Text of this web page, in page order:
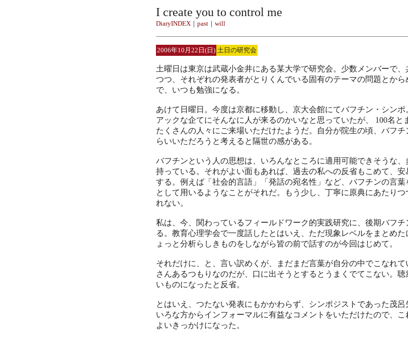
I create you to control me
DiaryINDEX ｜ past ｜ will
2006年10月22日(日) 土日の研究会
土曜日は東京は武蔵小金井にある某大学で研究会。少数メンバーで
つつ、それぞれの発表者がとりくんでいる固有のテーマの問題とか
で、いつも勉強になる。
あけて日曜日。今度は京都に移動し、京大会館にてバフチン・シン
アックな企てにそんなに人が来るのかいなと思っていたが、 100名と
たくさんの人々にご来場いただけたようだ。自分が院生の頃、バフチ
らいいただろうと考えると隔世の感がある。
バフチンという人の思想は、いろんなところに適用可能できそうな
持っている。それがよい面もあれば、過去の私への反省もこめて、
する。例えば「社会的言語」「発話の宛名性」など、バフチンの言
として用いるようなことがそれだ。もう少し、丁寧に原典にあたり
れない。
私は、今、関わっているフィールドワーク的実践研究に、後期バフ
る。教育心理学会で一度話したとはいえ、ただ現象レベルをまとめ
ょっと分析らしきものをしながら皆の前で話すのが今回はじめて。
それだけに、と、言い訳めくが、まだまだ言葉が自分の中でこなれて
さんあるつもりなのだが、口に出そうとするとうまくでてこない。
いものになったと反省。
とはいえ、つたない発表にもかかわらず、シンポジストであった茂
いろな方からインフォーマルに有益なコメントをいただけたので、
よいきっかけになった。